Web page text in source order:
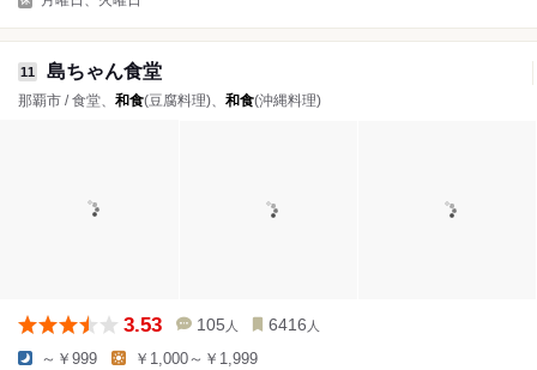
11 島ちゃん食堂
那覇市 / 食堂、 和食(豆腐料理)、 和食(沖縄料理)
3.53 105 人 6416 人
～￥999 ￥1,000～￥1,999